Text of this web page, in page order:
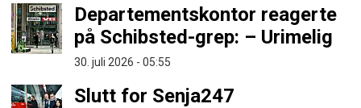
Departementskontor reagerte
på Schibsted-grep: – Urimelig
30. juli 2026 - 05:55
Slutt for Senja247